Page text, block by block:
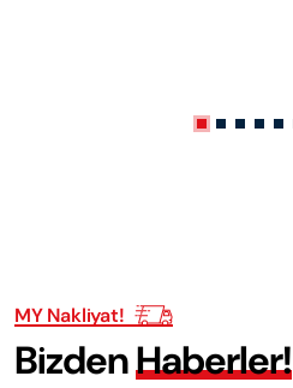
MY Nakliyat!
BizdenHaberler!